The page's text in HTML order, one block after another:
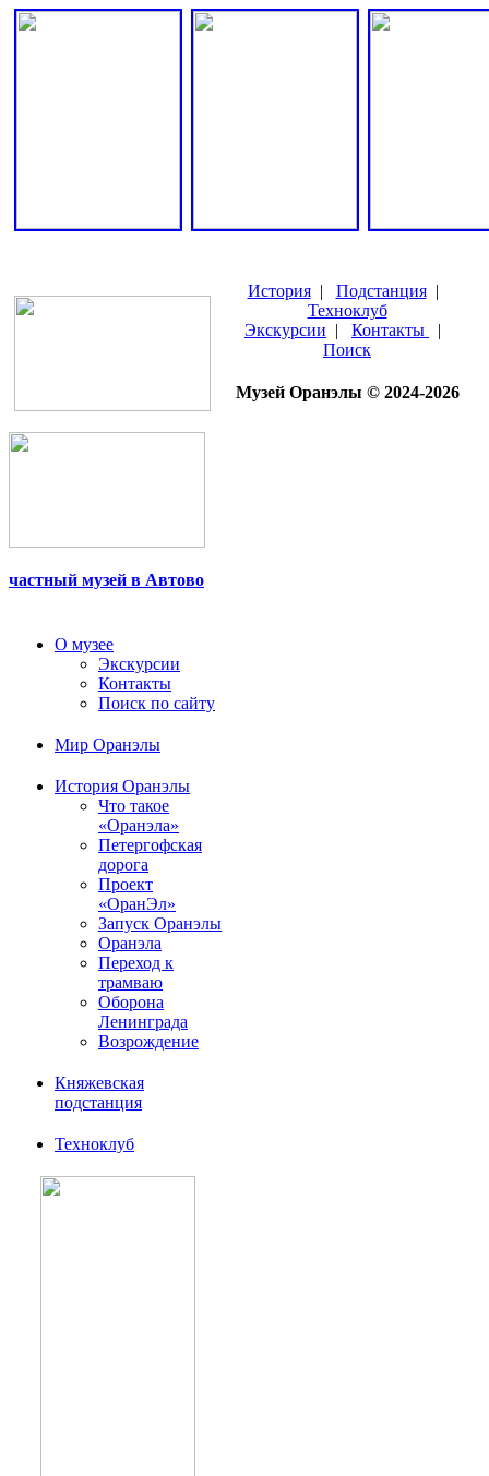
История| Подстанция|
Техноклуб
Экскурсии | Контакты
|
Поиск
Музей Оранэлы © 2024-2026
частный музей в Автово
О музее
Экскурсии
Контакты
Поиск по сайту
Мир Оранэлы
История Оранэлы
Что такое
«Оранэла»
Петергофская
дорога
Проект
«ОранЭл»
Запуск Оранэлы
Оранэла
Переход к
трамваю
Оборона
Ленинграда
Возрождение
Княжевская
подстанция
Техноклуб